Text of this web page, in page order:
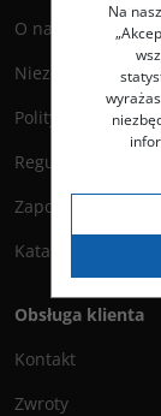
O nas
Niezbędnik
Polityka
Regulamin
Zapowiedzi
Katalog
Obsługa klienta
Kontakt
Zwroty
Na